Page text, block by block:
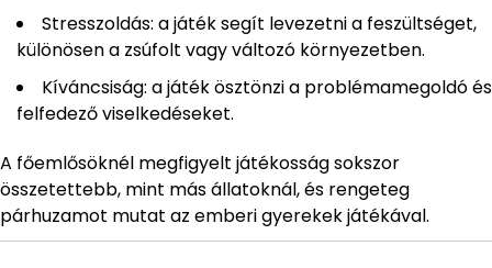
Stresszoldás: a játék segít levezetni a feszültséget,
különösen a zsúfolt vagy változó környezetben.
Kíváncsiság: a játék ösztönzi a problémamegoldó és
felfedező viselkedéseket.
A főemlősöknél megfigyelt játékosság sokszor
összetettebb, mint más állatoknál, és rengeteg
párhuzamot mutat az emberi gyerekek játékával.